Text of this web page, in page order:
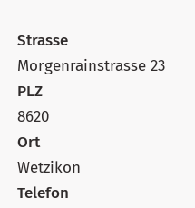
Strasse
Morgenrainstrasse 23
PLZ
8620
Ort
Wetzikon
Telefon